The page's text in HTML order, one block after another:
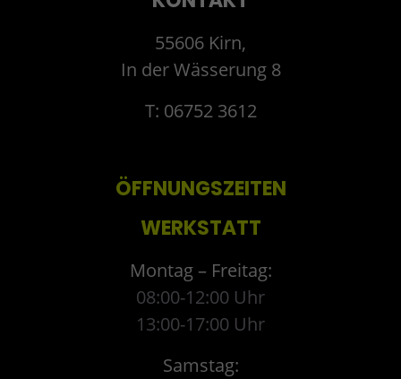
55606 Kirn,
In der Wässerung 8
T: 06752 3612
ÖFFNUNGSZEITEN
WERKSTATT
Montag – Freitag:
08:00-12:00 Uhr
13:00-17:00 Uhr
Samstag: